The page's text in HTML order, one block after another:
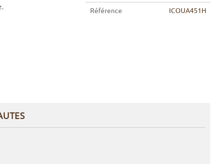
Référence ICOUA451H